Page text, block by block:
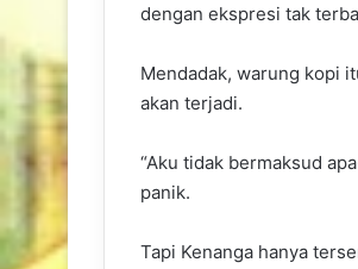
dengan ekspresi tak
Mendadak, warung kopi
akan terjadi.
“Aku tidak bermaksud
panik.
Tapi Kenanga hanya